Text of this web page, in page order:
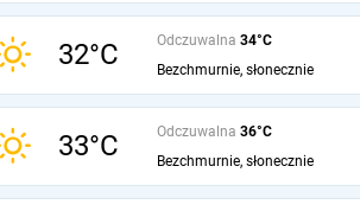
32°C Odczuwalna 34°C
Bezchmurnie, słonecznie
33°C Odczuwalna 36°C
Bezchmurnie, słonecznie